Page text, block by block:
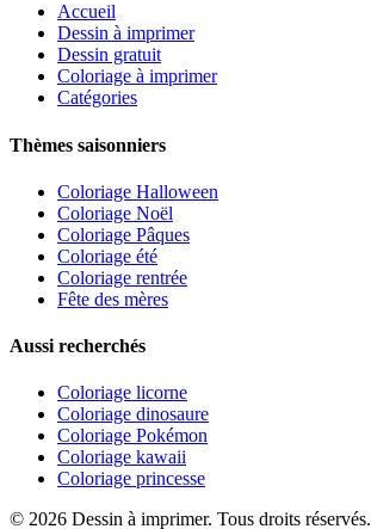
Accueil
Dessin à imprimer
Dessin gratuit
Coloriage à imprimer
Catégories
Thèmes saisonniers
Coloriage Halloween
Coloriage Noël
Coloriage Pâques
Coloriage été
Coloriage rentrée
Fête des mères
Aussi recherchés
Coloriage licorne
Coloriage dinosaure
Coloriage Pokémon
Coloriage kawaii
Coloriage princesse
© 2026 Dessin à imprimer. Tous droits réservés.